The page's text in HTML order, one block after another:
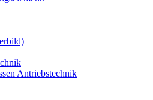
Antriebstechnik